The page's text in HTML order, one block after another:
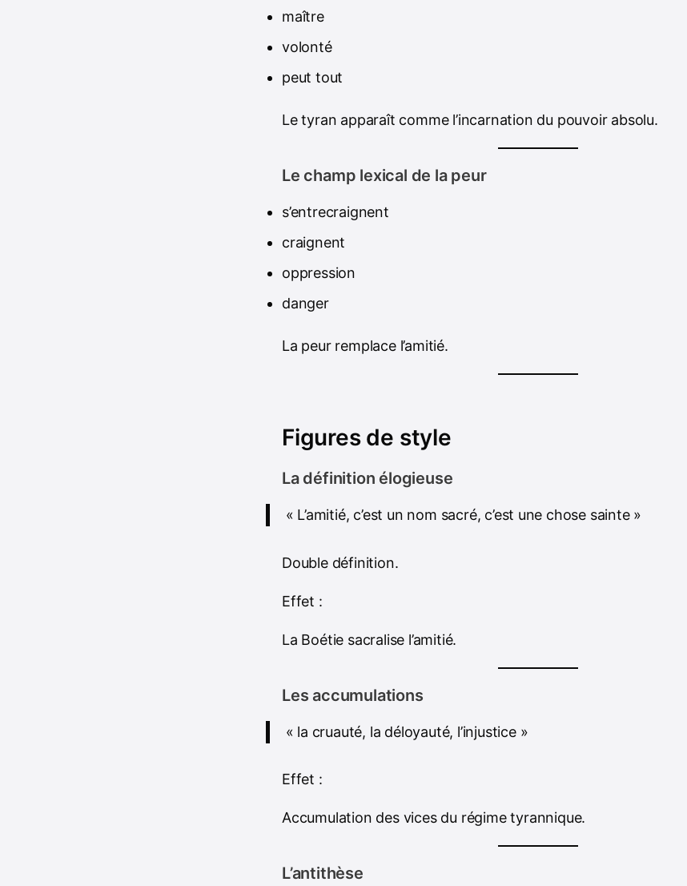
maître
volonté
peut tout
Le tyran apparaît comme l’incarnation du pouvoir absolu.
Le champ lexical de la peur
s’entrecraignent
craignent
oppression
danger
La peur remplace l’amitié.
Figures de style
La définition élogieuse
« L’amitié, c’est un nom sacré, c’est une chose sainte »
Double définition.
Effet :
La Boétie sacralise l’amitié.
Les accumulations
« la cruauté, la déloyauté, l’injustice »
Effet :
Accumulation des vices du régime tyrannique.
L’antithèse